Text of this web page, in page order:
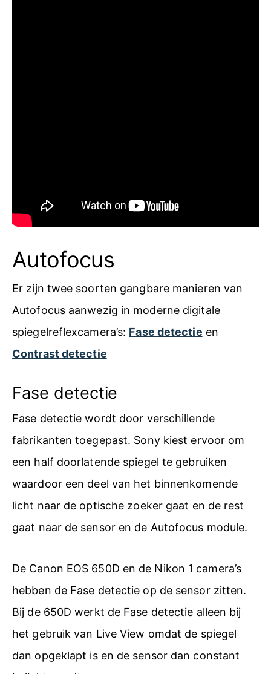
Autofocus
Er zijn twee soorten gangbare manieren van
Autofocus aanwezig in moderne digitale
spiegelreflexcamera’s: Fase detectie en
Contrast detectie
Fase detectie
Fase detectie wordt door verschillende
fabrikanten toegepast. Sony kiest ervoor om
een half doorlatende spiegel te gebruiken
waardoor een deel van het binnenkomende
licht naar de optische zoeker gaat en de rest
gaat naar de sensor en de Autofocus module.
De Canon EOS 650D en de Nikon 1 camera’s
hebben de Fase detectie op de sensor zitten.
Bij de 650D werkt de Fase detectie alleen bij
het gebruik van Live View omdat de spiegel
dan opgeklapt is en de sensor dan constant